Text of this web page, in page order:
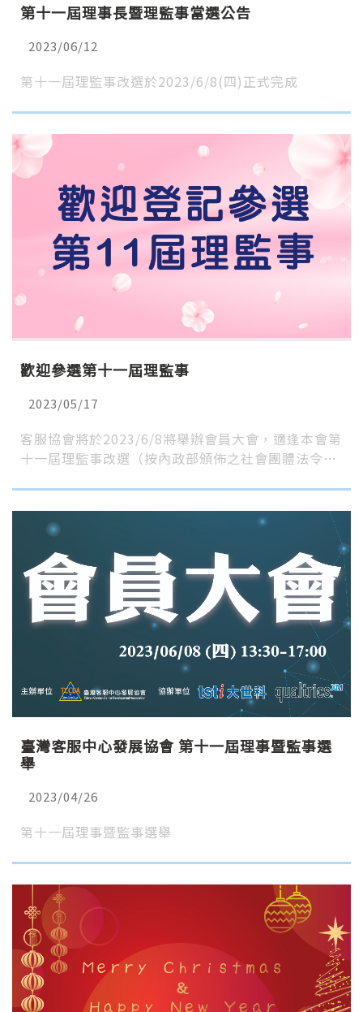
第十一屆理事長暨理監事當選公告
2023/06/12
第十一屆理監事改選於2023/6/8(四)正式完成
歡迎參選第十一屆理監事
2023/05/17
客服協會將於2023/6/8將舉辦會員大會，適逢本會第
十一屆理監事改選（按內政部頒佈之社會團體法令…
臺灣客服中心發展協會 第十一屆理事暨監事選
舉
2023/04/26
第十一屆理事暨監事選舉